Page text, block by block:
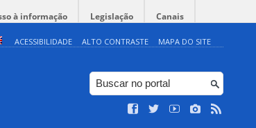
à informação Legislação Canais
ACESSIBILIDADE ALTO CONTRASTE MAPA DO SITE